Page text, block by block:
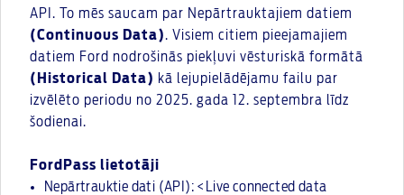
API. To mēs saucam par Nepārtrauktajiem datiem
(Continuous Data). Visiem citiem pieejamajiem
datiem Ford nodrošinās piekļuvi vēsturiskā formātā
(Historical Data) kā lejupielādējamu failu par
izvēlēto periodu no 2025. gada 12. septembra līdz
šodienai.
FordPass lietotāji
Nepārtrauktie dati (API): <Live connected data